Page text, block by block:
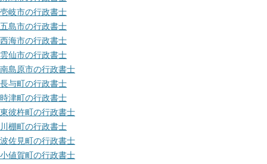
壱岐市の行政書士
五島市の行政書士
西海市の行政書士
雲仙市の行政書士
南島原市の行政書士
長与町の行政書士
時津町の行政書士
東彼杵町の行政書士
川棚町の行政書士
波佐見町の行政書士
小値賀町の行政書士